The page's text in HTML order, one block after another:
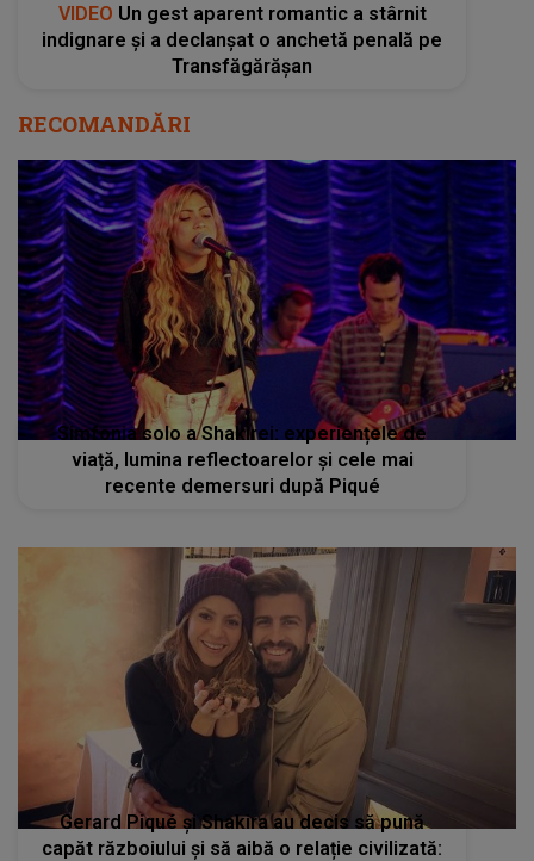
VIDEO Un gest aparent romantic a stârnit
indignare și a declanșat o anchetă penală pe
Transfăgărășan
RECOMANDĂRI
Simfonia solo a Shakirei: experiențele de
viață, lumina reflectoarelor și cele mai
recente demersuri după Piqué
Gerard Piqué și Shakira au decis să pună
capăt războiului și să aibă o relație civilizată: